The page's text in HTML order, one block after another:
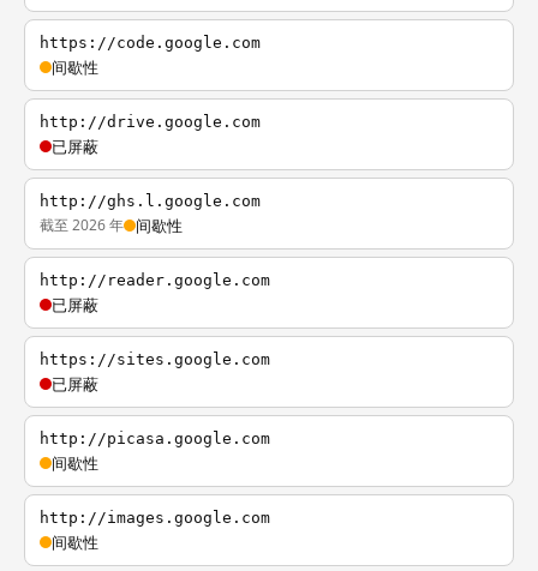
https://code.google.com
间歇性
http://drive.google.com
已屏蔽
http://ghs.l.google.com
截至 2026 年 间歇性
http://reader.google.com
已屏蔽
https://sites.google.com
已屏蔽
http://picasa.google.com
间歇性
http://images.google.com
间歇性